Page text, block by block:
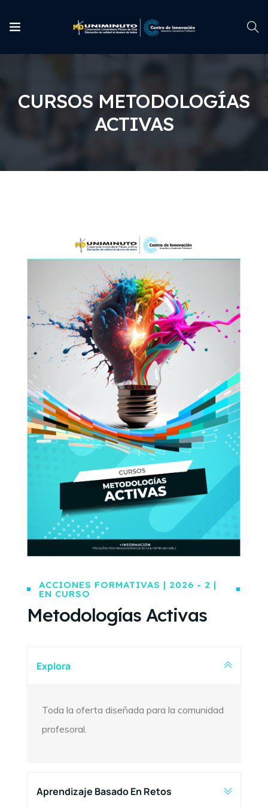
CURSOS METODOLOGÍAS
ACTIVAS
ACCIONES FORMATIVAS | 2026 - 2 |
EN CURSO
Metodologías Activas
Explora
Toda la oferta diseñada para la comunidad
profesoral.
Aprendizaje Basado En Retos